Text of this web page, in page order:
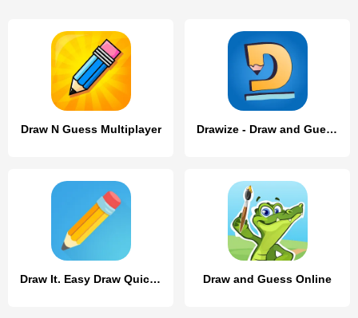
Draw N Guess Multiplayer Drawize - Draw and Guess
Draw It. Easy Draw Quick Game Draw and Guess Online